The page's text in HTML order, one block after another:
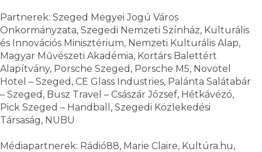
Partnerek: Szeged Megyei Jogú Város
Önkormányzata, Szegedi Nemzeti Színház, Kulturális
és Innovációs Minisztérium, Nemzeti Kulturális Alap,
Magyar Művészeti Akadémia, Kortárs Balettért
Alapítvány, Porsche Szeged, Porsche M5, Novotel
Hotel – Szeged, CE Glass Industries, Palánta Salátabár
– Szeged, Busz Travel – Császár József, Hétkávézó,
Pick Szeged – Handball, Szegedi Közlekedési
Társaság, NUBU
Médiapartnerek: Rádió88, Marie Claire, Kultúra.hu,